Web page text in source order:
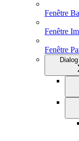
Fenêtre
Fenêtre
Fenêtre